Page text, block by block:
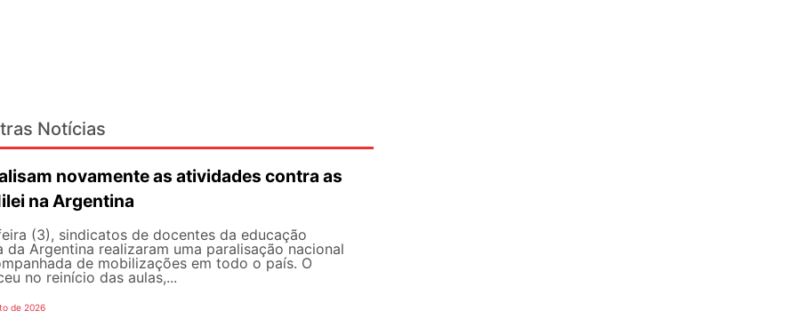
Notícias
novamente as atividades contra as
na Argentina
(3), sindicatos de docentes da educação
da Argentina realizaram uma paralisação nacional
de mobilizações em todo o país. O
no reinício das aulas,...
de 2026